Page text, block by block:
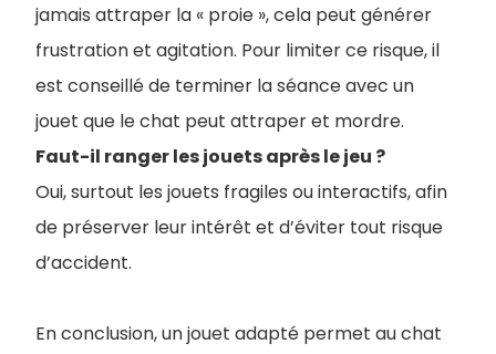
jamais attraper la « proie », cela peut générer
frustration et agitation. Pour limiter ce risque, il
est conseillé de terminer la séance avec un
jouet que le chat peut attraper et mordre.
Faut-il ranger les jouets après le jeu ?
Oui, surtout les jouets fragiles ou interactifs, afin
de préserver leur intérêt et d’éviter tout risque
d’accident.
En conclusion, un jouet adapté permet au chat